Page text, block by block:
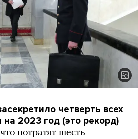
четверть всех
на 2023 год (это рекорд)
потратят шесть